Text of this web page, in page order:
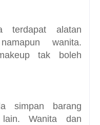
terdapat alatan
wanita.
tak boleh
simpan barang
Wanita dan